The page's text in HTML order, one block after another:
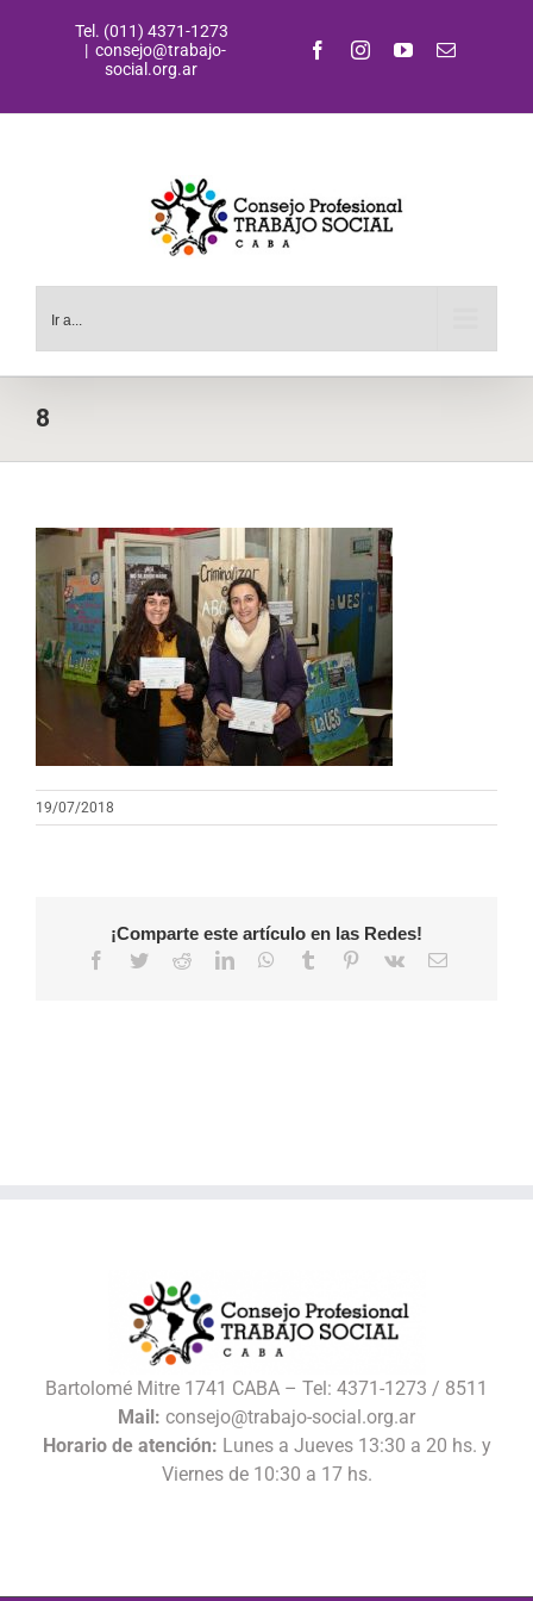
Tel. (011) 4371-1273
| consejo@trabajo-
social.org.ar
FacebookInstagramYouTubeCorreo
Ir a...
8
19/07/2018
¡Comparte este artículo en las Redes!
Facebook
TwitterRedditLinkedInWhatsApp
Tumblr Pinterest
Vk
Correo
Bartolomé Mitre 1741 CABA – Tel: 4371-1273 / 8511
Mail: consejo@trabajo-social.org.ar
Horario de atención: Lunes a Jueves 13:30 a 20 hs. y
Viernes de 10:30 a 17 hs.